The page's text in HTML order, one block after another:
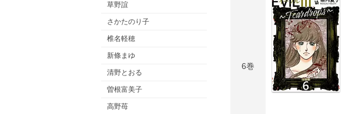
草野誼
さかたのり子
椎名軽穂
新條まゆ
清野とおる
曽根富美子
高野苺
6巻